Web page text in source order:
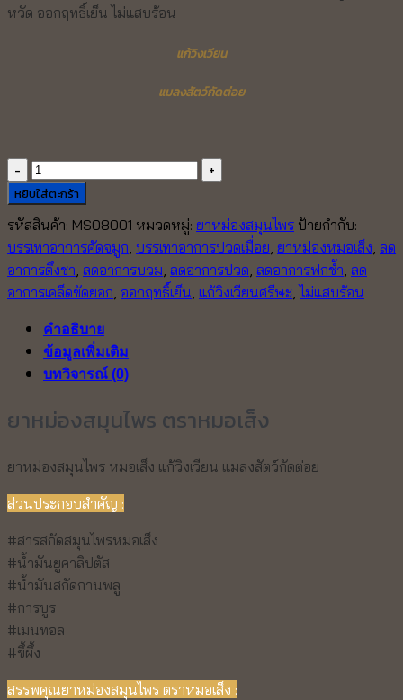
หวัด ออกฤทธิ์เย็น ไม่แสบร้อน
แก้วิงเวียน
แมลงสัตว์กัดต่อย
จำนวน
ยา
หม่อง
สมุนไพร
หมอ
เส็ง
ชิ้น
หยิบใส่ตะกร้า
รหัสสินค้า: MS08001 หมวดหมู่: ยาหม่องสมุนไพร ป้ายกำกับ:
บรรเทาอาการคัดจมูก, บรรเทาอาการปวดเมื่อย, ยาหม่องหมอเส็ง, ลด
อาการตึงชา, ลดอาการบวม, ลดอาการปวด, ลดอาการฟกช้ำ, ลด
อาการเคล็ดขัดยอก, ออกฤทธิ์เย็น, แก้วิงเวียนศรีษะ,ไม่แสบร้อน
คำอธิบาย
ข้อมูลเพิ่มเติม
บทวิจารณ์ (0)
ยาหม่องสมุนไพร ตราหมอเส็ง
ยาหม่องสมุนไพร หมอเส็ง แก้วิงเวียน แมลงสัตว์กัดต่อย
ส่วนประกอบสำคัญ :
#สารสกัดสมุนไพรหมอเส็ง
#น้ำมันยูคาลิปตัส
#น้ำมันสกัดกานพลู
#การบูร
#เมนทอล
#ขึ้ผึ้ง
สรรพคุณยาหม่องสมุนไพร ตราหมอเส็ง :